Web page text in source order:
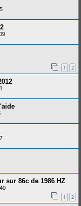
1 2
sur 86c de 1986 HZ
1 2